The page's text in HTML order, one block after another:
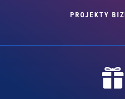
PROJEKTY
